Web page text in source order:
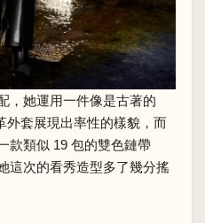
，她運用一件像是古著的
外套展現出率性的樣貌，而
款類似 19 包的雙色鏈帶
這次的看秀造型多了幾分搖